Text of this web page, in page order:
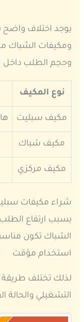
يوجد اختلاف واضح
ومكيفات الشباك
وحجم الطلب داخل
نوع المكيف
مكيف سبليت
مكيف شباك
مكيف مركزي
شراء مكيفات
بسبب ارتفاع
الشباك تكون
استخدام مؤقت
لذلك تختلف طريقة
التشغيلي والحالة